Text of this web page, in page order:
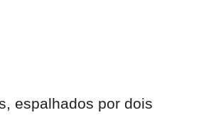
espalhados por dois